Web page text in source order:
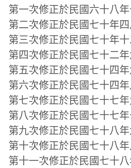
第一次修正於民國六十八年
第二次修正於民國七十年四
第三次修正於民國七十年十
第四次修正於民國七十二年
第五次修正於民國七十四年
第六次修正於民國七十四年
第七次修正於民國七十七年
第八次修正於民國七十七年
第九次修正於民國七十八年
第十次修正於民國七十八年
第十一次修正於民國七十